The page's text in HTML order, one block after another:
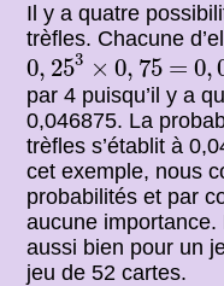
Il y a quatre
trèfles. Chacune
0, 253 × 0, 75
0,253 ×0,75 =
= 0,
0
par 4 puisqu’il y a
0,046875. La
trèfles s’établit à
cet exemple, nous
probabilités et par
aucune importance.
aussi bien pour un
jeu de 52 cartes.